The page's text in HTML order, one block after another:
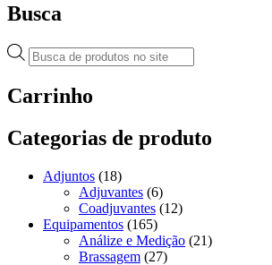
Busca
Pesquisar
produtos
Carrinho
Categorias de produto
Adjuntos (18)
Adjuvantes (6)
Coadjuvantes (12)
Equipamentos (165)
Análize e Medição (21)
Brassagem (27)